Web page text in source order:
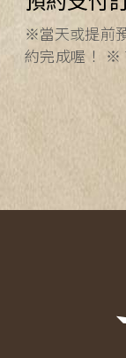
※當天或提前
約完成喔！ ※
來電04-
主題，請依